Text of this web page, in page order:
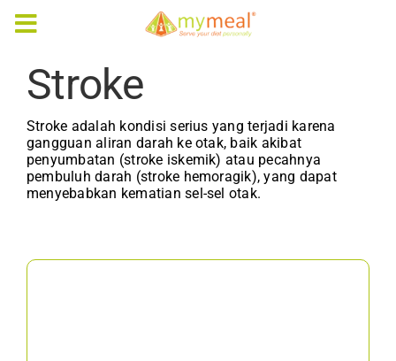
Toggle
Navigation
Caterings
Our Menus
Articles & e-Books
Stroke
Stroke adalah kondisi serius yang terjadi karena
gangguan aliran darah ke otak, baik akibat
penyumbatan (stroke iskemik) atau pecahnya
pembuluh darah (stroke hemoragik), yang dapat
menyebabkan kematian sel-sel otak.